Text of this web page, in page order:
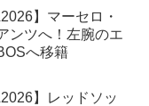
】マーセロ・
ンツへ！左腕のエ
へ移籍
】レッドソッ